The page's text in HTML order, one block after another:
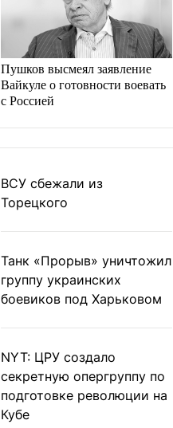
Пушков высмеял заявление
Вайкуле о готовности воевать
с Россией
ВСУ сбежали из
Торецкого
Танк «Прорыв» уничтожил
группу украинских
боевиков под Харьковом
NYT: ЦРУ создало
секретную опергруппу по
подготовке революции на
Кубе